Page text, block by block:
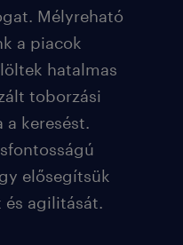
Mélyreható
a piacok
hatalmas
toborzási
keresést.
elősegítsük
és agilitását.